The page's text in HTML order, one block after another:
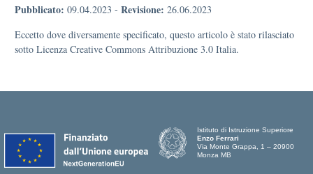
Pubblicato: 09.04.2023 - Revisione: 26.06.2023
Eccetto dove diversamente specificato, questo articolo è stato rilasciato
sotto Licenza Creative Commons Attribuzione 3.0 Italia.
Istituto di Istruzione Superiore
Enzo Ferrari
Via Monte Grappa, 1 – 20900
Monza MB